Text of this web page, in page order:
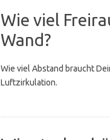
Wie viel
Wand?
Wie viel Abstand braucht
Luftzirkulation.